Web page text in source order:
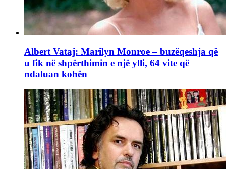
Albert Vataj: Marilyn Monroe – buzëqeshja që
u fik në shpërthimin e një ylli, 64 vite që
ndaluan kohën